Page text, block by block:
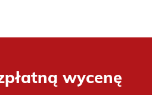
wycenę